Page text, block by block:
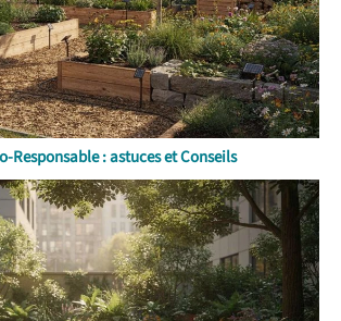
Responsable : astuces et Conseils